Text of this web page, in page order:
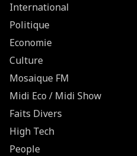
International
Politique
Economie
Culture
Mosaique FM
Midi Eco / Midi Show
Faits Divers
High Tech
People